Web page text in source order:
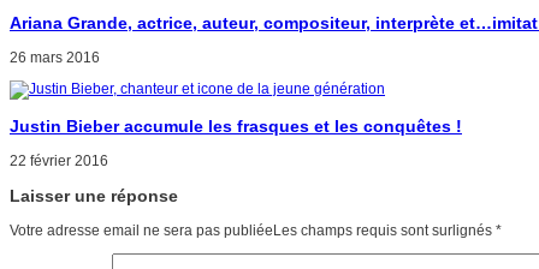
Ariana Grande, actrice, auteur, compositeur, interprète
26 mars 2016
Justin Bieber accumule les frasques et les conquêtes !
22 février 2016
Laisser une réponse
Votre adresse email ne sera pas publiéeLes champs requis sont surlignés *